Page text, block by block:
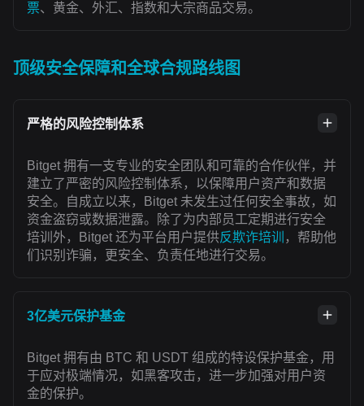
票、黄金、外汇、指数和大宗商品交易。
顶级安全保障和全球合规路线图
严格的风险控制体系
Bitget 拥有一支专业的安全团队和可靠的合作伙伴，并
建立了严密的风险控制体系，以保障用户资产和数据
安全。自成立以来，Bitget 未发生过任何安全事故，如
资金盗窃或数据泄露。除了为内部员工定期进行安全
培训外，Bitget 还为平台用户提供反欺诈培训
，帮助他
们识别诈骗，更安全、负责任地进行交易。
3亿美元保护基金
Bitget 拥有由 BTC 和 USDT 组成的特设保护基金，用
于应对极端情况，如黑客攻击，进一步加强对用户资
金的保护。